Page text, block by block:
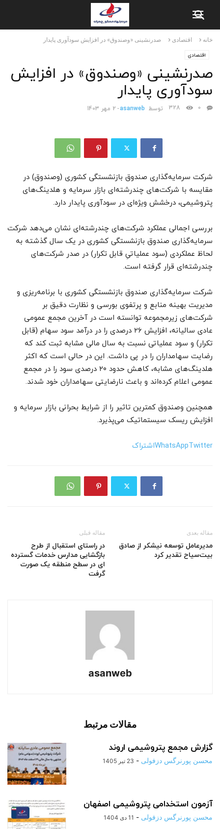
خانه اقتصادی صدرنشینی «وصندوق» در افزایش سودآوری پایدار
اقتصادی
صدرنشینی «وصندوق» در افزایش
سودآوری پایدار
توسط asanweb
- 2 مهر 1403 0
328
شرکت سرمایه‌گذاری صندوق بازنشستگی کشوری (وصندوق) در
مقایسه با شرکت‌های چندرشته‌ای بازار سرمایه و هلدینگ‌های
پتروشیمی، درخشش ویژه‌ای در سودآوری پایدار دارد.
بررسی اجمالی عملکرد شرکت‌های چند‌رشته‌ای نشان می‌دهد شرکت
سرمایه‌گذاری صندوق بازنشستگی کشوری در یک سال گذشته به
لحاظ عملکردی (سود عملیاتیِ قابل تکرار) در صدر شرکت‌های
چندرشته‌ای قرار گرفته است.
شرکت سرمایه‌گذاری صندوق بازنشستگی کشوری با برنامه‌ریزی و
مدیریت بهینه منابع و پرتفوی بورسی و نظارت دقیق بر
شرکت‌های زیرمجموعه توانسته است در آخرین مجمع عمومی
عادی سالیانه، افزایش ۲۶ درصدی را در درآمد سود سهام (قابل
تکرار) و سود عملیاتی نسبت به سال مالی مشابه ثبت کند که
رضایت سهامداران را در پی داشت. این در حالی است که اکثر
هلدینگ‌های مشابه، کاهش حدود ۲۰ درصدی سود را در مجمع
عمومی اعلام کرده‌اند و باعث نارضایتی سهامداران خود شدند.
همچنین وصندوق کمترین تاثیر را از شرایط بحرانی بازار سرمایه و
افزایش ریسک سیستماتیک می‌پذیرد.
WhatsAppTwitter اشتراک
مقاله قبلی
در راستای استقبال از طرح
بازگشایی مدارس خدمات گسترده
ای در سطح منطقه یک صورت
گرفت
مقاله بعدی
مدیرعامل توسعه نیشکر از صادق
بیت‌سیاح تقدیر کرد
asanweb
مقالات مرتبط
گزارش مجمع پتروشیمی اروند
محسن پورنرگس دزفولی - 23 تیر 1405
آزمون استخدامی پتروشیمی اصفهان
محسن پورنرگس دزفولی - 11 دی 1404